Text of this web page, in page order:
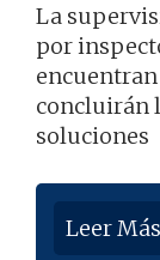
La
por
concluirán
soluciones
Leer Más